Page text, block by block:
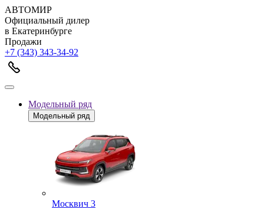
АВТОМИР
Официальный дилер
в Екатеринбурге
Продажи
+7 (343) 343-34-92
Модельный ряд
Модельный ряд
Москвич 3